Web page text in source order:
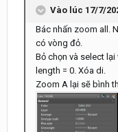
Vào lúc 17/7/
Bác nhấn zoom all.
có vòng đỏ.
Bỏ chọn và select
length = 0. Xóa di.
Zoom A lại sẽ bình